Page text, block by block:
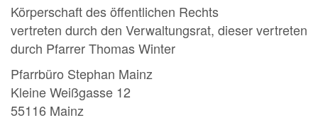
Körperschaft des öffentlichen Rechts
vertreten durch den Verwaltungsrat, dieser vertreten
durch Pfarrer Thomas Winter
Pfarrbüro Stephan Mainz
Kleine Weißgasse 12
55116 Mainz